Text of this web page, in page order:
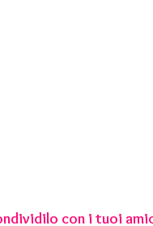
con i tuoi